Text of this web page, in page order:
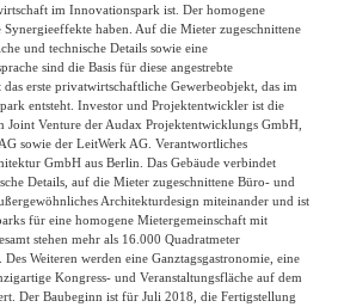
im Innovationspark ist. Der homogene
haben. Auf die Mieter zugeschnittene
und technische Details sowie eine
sind die Basis für diese angestrebte
erste privatwirtschaftliche Gewerbeobjekt, das im
entsteht. Investor und Projektentwickler ist die
Venture der Audax Projektentwicklungs GmbH,
sowie der LeitWerk AG. Verantwortliches
GmbH aus Berlin. Das Gebäude verbindet
Details, auf die Mieter zugeschnittene Büro- und
Architekturdesign miteinander und ist
für eine homogene Mietergemeinschaft mit
stehen mehr als 16.000 Quadratmeter
Weiteren werden eine Ganztagsgastronomie, eine
Kongress- und Veranstaltungsfläche auf dem
Der Baubeginn ist für Juli 2018, die Fertigstellung